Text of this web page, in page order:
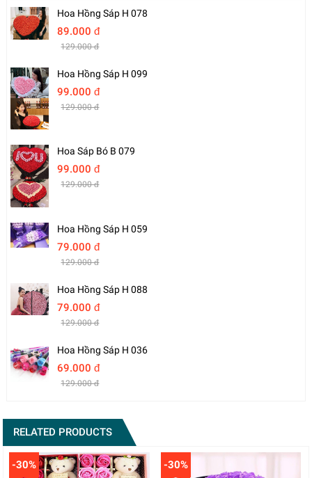
Hoa Hồng Sáp H 078
89.000 đ
129.000 đ
Hoa Hồng Sáp H 099
99.000 đ
129.000 đ
Hoa Sáp Bó B 079
99.000 đ
129.000 đ
Hoa Hồng Sáp H 059
79.000 đ
129.000 đ
Hoa Hồng Sáp H 088
79.000 đ
129.000 đ
Hoa Hồng Sáp H 036
69.000 đ
129.000 đ
RELATED PRODUCTS
-30% -30%